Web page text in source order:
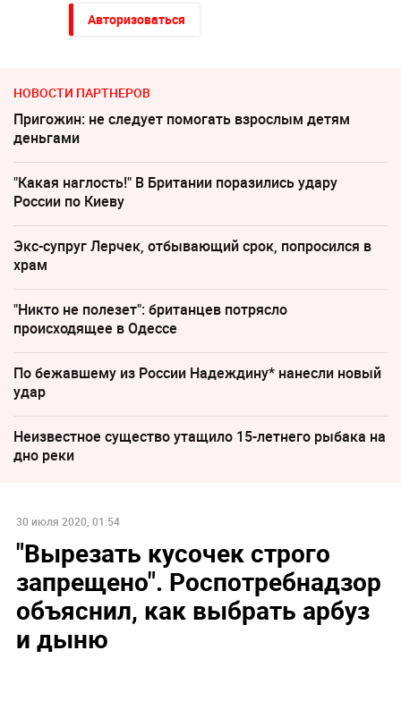
Авторизоваться
НОВОСТИ ПАРТНЕРОВ
Пригожин: не следует помогать взрослым детям
деньгами
"Какая наглость!" В Британии поразились удару
России по Киеву
Экс-супруг Лерчек, отбывающий срок, попросился в
храм
"Никто не полезет": британцев потрясло
происходящее в Одессе
По бежавшему из России Надеждину* нанесли новый
удар
Неизвестное существо утащило 15-летнего рыбака на
дно реки
30 июля 2020, 01:54
"Вырезать кусочек строго
запрещено". Роспотребнадзор
объяснил, как выбрать арбуз
и дыню